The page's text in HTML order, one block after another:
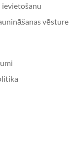
ievietošanu
vēsture